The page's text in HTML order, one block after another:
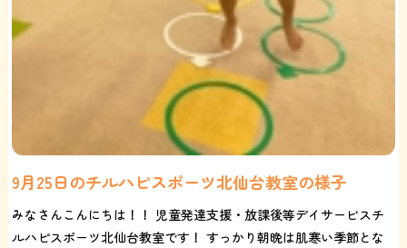
9月25日のチルハピスポーツ北仙台教室の様子
みなさんこんにちは！！ 児童発達支援・放課後等デイサービスチ
ルハピスポーツ北仙台教室です！ すっかり朝晩は肌寒い季節とな